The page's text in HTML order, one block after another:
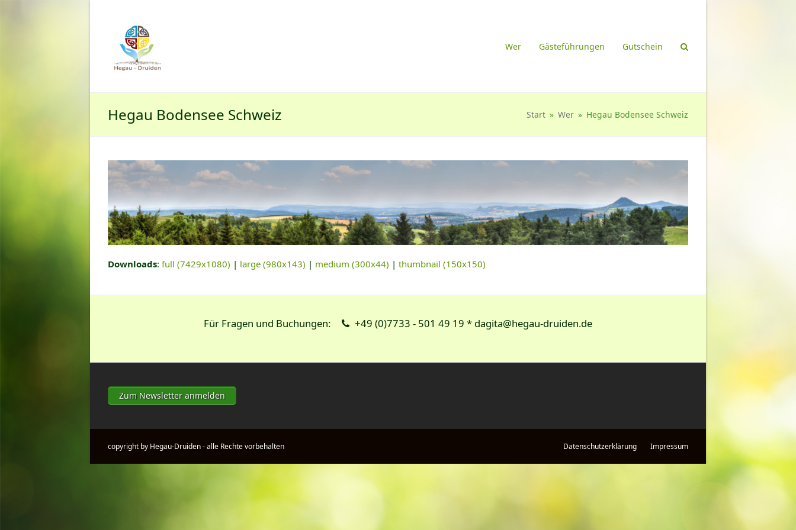
Wer Gästeführungen Gutschein
Hegau Bodensee Schweiz Start » Wer » Hegau Bodensee Schweiz
Downloads: full (7429x1080) | large (980x143) | medium (300x44) | thumbnail (150x150)
Für Fragen und Buchungen: +49 (0)7733 - 501 49 19 * dagita@hegau-druiden.de
Zum Newsletter anmelden
copyright by Hegau-Druiden - alle Rechte vorbehalten Datenschutzerklärung Impressum